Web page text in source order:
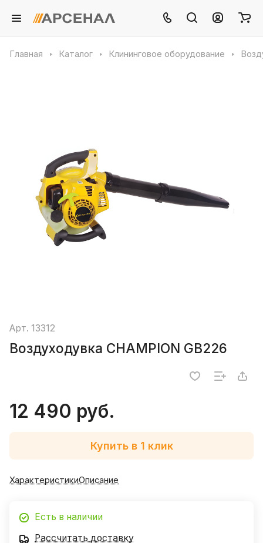
Главная Каталог Клининговое оборудование
Арт. 13312
Воздуходувка CHAMPION GB226
12 490 руб.
Купить в 1 клик
ХарактеристикиОписание
Есть в наличии
Рассчитать доставку